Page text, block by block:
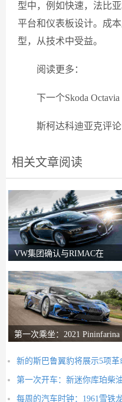
型中，例如快速，法比
平台和仪表板设计。成
型，从技术中受益。
阅读更多：
下一个Skoda
斯柯达科迪亚克评论
相关文章阅读
VW集团确认与RIMAC在
第一次乘坐：2021 Pininfarina
新的斯巴鲁翼豹将展示5项
第一次开车：新迷你库珀柴
每周的汽车时钟：1961雪铁